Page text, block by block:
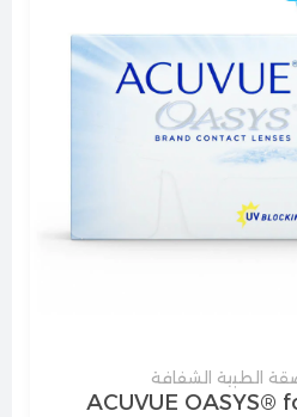
الطبية الشفافة
ACUVUE OASYS®